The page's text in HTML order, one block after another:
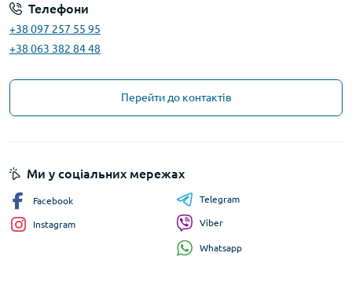
Телефони
+38 097 257 55 95
+38 063 382 84 48
Перейти до контактів
Ми у соціальних мережах
Facebook
Instagram
Telegram
Viber
Whatsapp